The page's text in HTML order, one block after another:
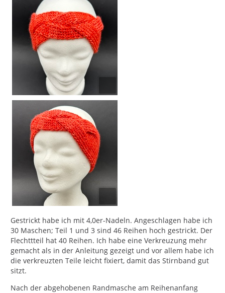
Gestrickt habe ich mit 4,0er-Nadeln. Angeschlagen habe ich
30 Maschen; Teil 1 und 3 sind 46 Reihen hoch gestrickt. Der
Flechttteil hat 40 Reihen. Ich habe eine Verkreuzung mehr
gemacht als in der Anleitung gezeigt und vor allem habe ich
die verkreuzten Teile leicht fixiert, damit das Stirnband gut
sitzt.
Nach der abgehobenen Randmasche am Reihenanfang